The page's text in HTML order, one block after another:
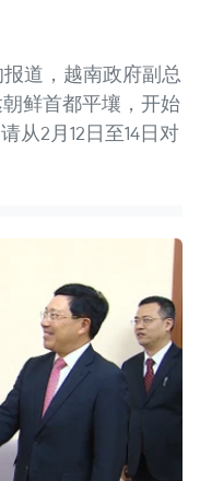
道，越南政府副总
鲜首都平壤，开始
从2月12日至14日对